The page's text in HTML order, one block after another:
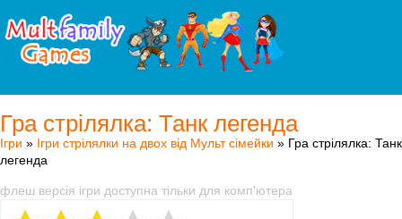
Гра стрілялка: Танк легенда
Ігри » Ігри стрілялки на двох від Мульт сімейки » Гра стрілялка: Танк
легенда
флеш версія ігри доступна тільки для комп'ютера